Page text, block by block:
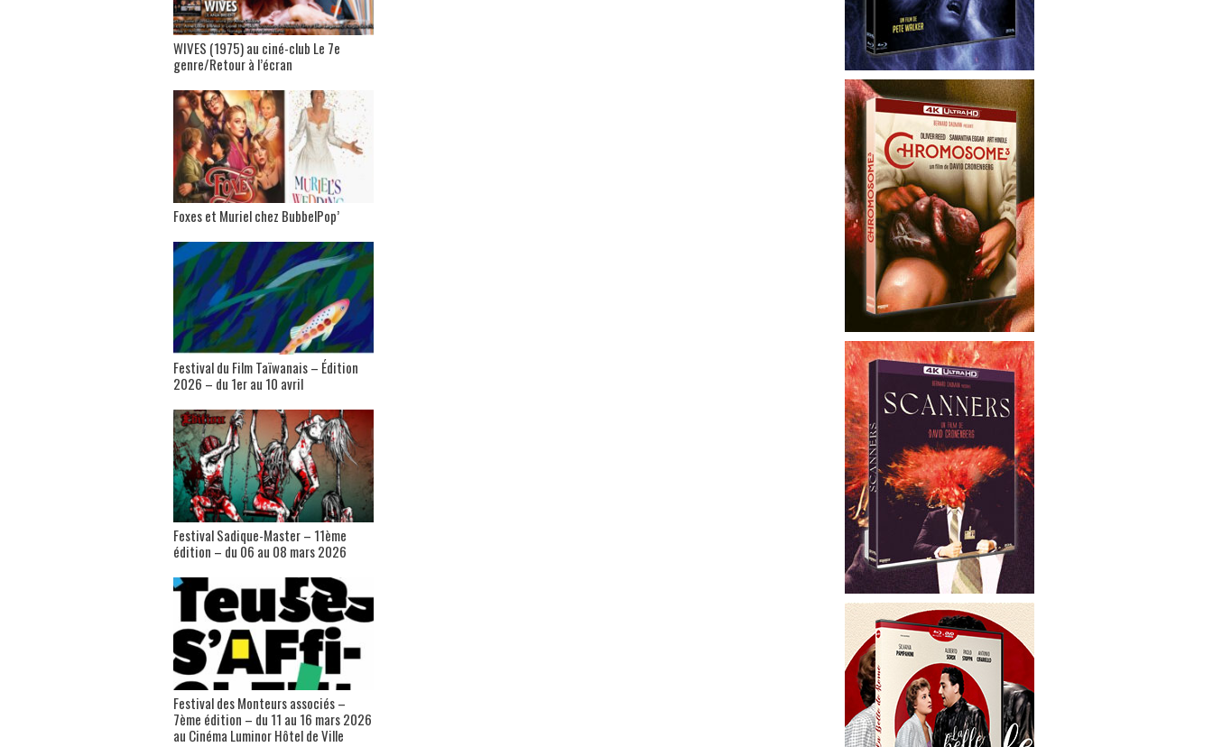
WIVES (1975) au ciné-club Le 7e
genre/Retour à l’écran
Foxes et Muriel chez BubbelPop’
Festival du Film Taïwanais – Édition
2026 – du 1er au 10 avril
Festival Sadique-Master – 11ème
édition – du 06 au 08 mars 2026
Festival des Monteurs associés –
7ème édition – du 11 au 16 mars 2026
au Cinéma Luminor Hôtel de Ville